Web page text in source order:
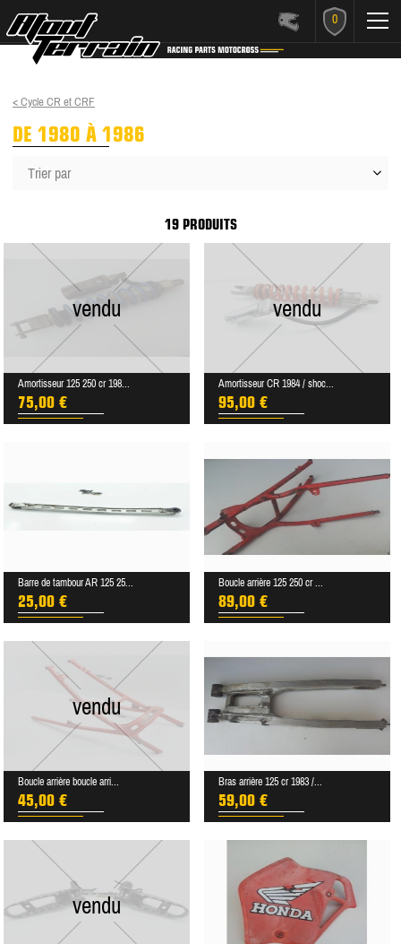
0
< Cycle CR et CRF
DE 1980 À 1986
Trier par
19 PRODUITS
vendu
Amortisseur 125 250 cr 198...
75,00 €
vendu
Amortisseur CR 1984 / shoc...
95,00 €
Barre de tambour AR 125 25...
25,00 €
Boucle arrière 125 250 cr ...
89,00 €
vendu
Boucle arrière boucle arri...
45,00 €
Bras arrière 125 cr 1983 /...
59,00 €
vendu